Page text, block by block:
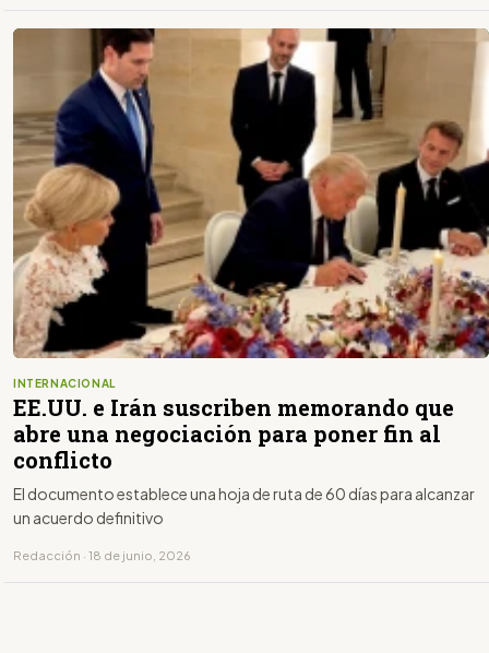
INTERNACIONAL
EE.UU. e Irán suscriben memorando que
abre una negociación para poner fin al
conflicto
El documento establece una hoja de ruta de 60 días para alcanzar
un acuerdo definitivo
Redacción · 18 de junio, 2026